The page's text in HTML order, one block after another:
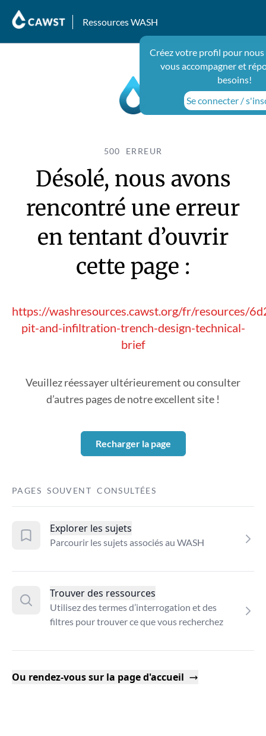
Ressources WASH
Créez votre profil pour nous
vous accompagner et
besoins!
Se connecter /
500 ERREUR
Désolé, nous avons
rencontré une erreur
en tentant d’ouvrir
cette page :
https://washresources.cawst.org/fr/resources/
pit-and-infiltration-trench-design-technical-
brief
Veuillez réessayer ultérieurement ou consulter
d’autres pages de notre excellent site !
Recharger la page
PAGES SOUVENT CONSULTÉES
Explorer les sujets
Parcourir les sujets associés au WASH
Trouver des ressources
Utilisez des termes d’interrogation et des
filtres pour trouver ce que vous recherchez
Ou rendez-vous sur la page d'accueil